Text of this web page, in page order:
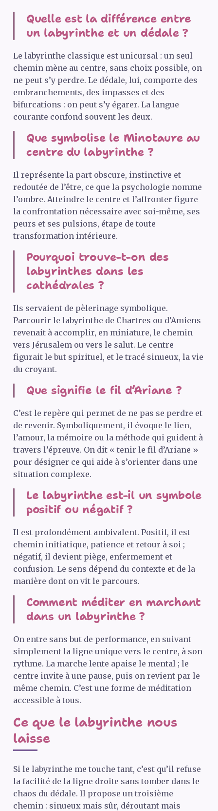
Quelle est la différence entre
un labyrinthe et un dédale ?
Le labyrinthe classique est unicursal : un seul
chemin mène au centre, sans choix possible, on
ne peut s’y perdre. Le dédale, lui, comporte des
embranchements, des impasses et des
bifurcations : on peut s’y égarer. La langue
courante confond souvent les deux.
Que symbolise le Minotaure au
centre du labyrinthe ?
Il représente la part obscure, instinctive et
redoutée de l’être, ce que la psychologie nomme
l’ombre. Atteindre le centre et l’affronter figure
la confrontation nécessaire avec soi-même, ses
peurs et ses pulsions, étape de toute
transformation intérieure.
Pourquoi trouve-t-on des
labyrinthes dans les
cathédrales ?
Ils servaient de pèlerinage symbolique.
Parcourir le labyrinthe de Chartres ou d’Amiens
revenait à accomplir, en miniature, le chemin
vers Jérusalem ou vers le salut. Le centre
figurait le but spirituel, et le tracé sinueux, la vie
du croyant.
Que signifie le fil d’Ariane ?
C’est le repère qui permet de ne pas se perdre et
de revenir. Symboliquement, il évoque le lien,
l’amour, la mémoire ou la méthode qui guident à
travers l’épreuve. On dit « tenir le fil d’Ariane »
pour désigner ce qui aide à s’orienter dans une
situation complexe.
Le labyrinthe est-il un symbole
positif ou négatif ?
Il est profondément ambivalent. Positif, il est
chemin initiatique, patience et retour à soi ;
négatif, il devient piège, enfermement et
confusion. Le sens dépend du contexte et de la
manière dont on vit le parcours.
Comment méditer en marchant
dans un labyrinthe ?
On entre sans but de performance, en suivant
simplement la ligne unique vers le centre, à son
rythme. La marche lente apaise le mental ; le
centre invite à une pause, puis on revient par le
même chemin. C’est une forme de méditation
accessible à tous.
Ce que le labyrinthe nous
laisse
Si le labyrinthe me touche tant, c’est qu’il refuse
la facilité de la ligne droite sans tomber dans le
chaos du dédale. Il propose un troisième
chemin : sinueux mais sûr, déroutant mais